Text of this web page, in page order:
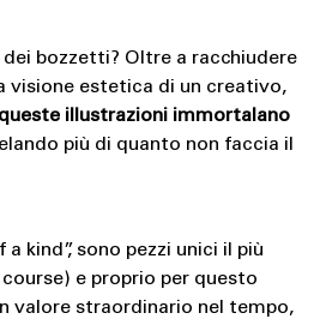
dei bozzetti? Oltre a racchiudere
visione estetica di un creativo,
queste illustrazioni immortalano
più di quanto non faccia il
a kind”, sono pezzi unici il più
e proprio per questo
valore straordinario nel tempo,